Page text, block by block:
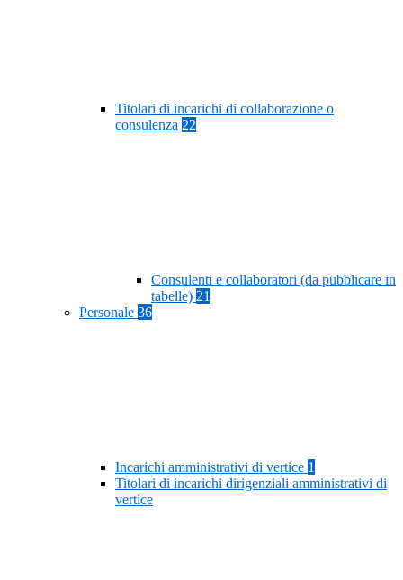
Titolari di incarichi di collaborazione o
consulenza 22
Consulenti e collaboratori (da pubblicare in
tabelle) 21
Personale 36
Incarichi amministrativi di vertice 1
Titolari di incarichi dirigenziali amministrativi di
vertice